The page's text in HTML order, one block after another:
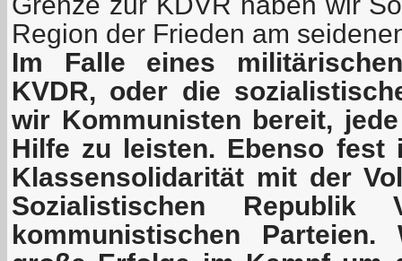
Region der Frieden am
Im Falle eines
KVDR, oder die
wir Kommunisten bereit,
Hilfe zu leisten. Ebenso fest
Klassensolidarität mit der
Sozialistischen
kommunistischen